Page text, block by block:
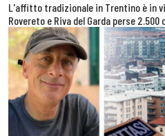
L'affitto tradizionale in Trentino è in
Rovereto e Riva del Garda perse